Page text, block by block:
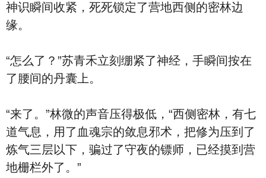
神识瞬间收紧，死死锁定了营地西侧的密林边
缘。
“怎么了？”苏青禾立刻绷紧了神经，手瞬间按在
了腰间的丹囊上。
“来了。”林微的声音压得极低，“西侧密林，有七
道气息，用了血魂宗的敛息邪术，把修为压到了
炼气三层以下，骗过了守夜的镖师，已经摸到营
地栅栏外了。”